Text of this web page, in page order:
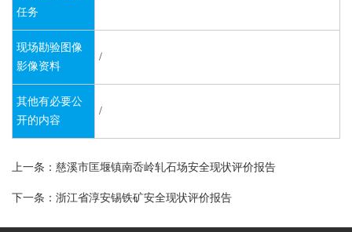
任务
现场勘验图像
影像资料
/
其他有必要公
开的内容
/
上一条：慈溪市匡堰镇南岙岭轧石场安全现状评价报告
下一条：浙江省淳安锡铁矿安全现状评价报告